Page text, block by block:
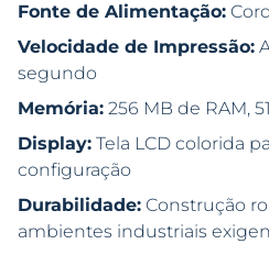
Fonte de Alimentação:
Velocidade de Impressão:
segundo
Memória: 256 MB de RAM,
Display: Tela LCD colorida
configuração
Durabilidade: Construção
ambientes industriais